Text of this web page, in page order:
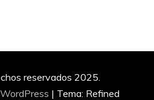
reservados 2025.
| Tema: Refined